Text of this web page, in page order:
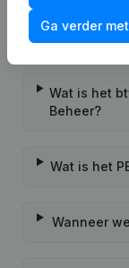
Wat is het
Wat is het
Beheer?
Wat is het
Wanneer
Ga verder